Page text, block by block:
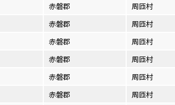
赤磐郡 周匝村
赤磐郡 周匝村
赤磐郡 周匝村
赤磐郡 周匝村
赤磐郡 周匝村
赤磐郡 周匝村